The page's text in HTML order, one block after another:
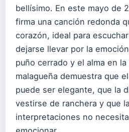
bellísimo. En este mayo de
firma una canción redonda
corazón, ideal para
dejarse llevar por la
puño cerrado y el alma en
malagueña demuestra que
puede ser elegante, que la
vestirse de ranchera y que
interpretaciones no